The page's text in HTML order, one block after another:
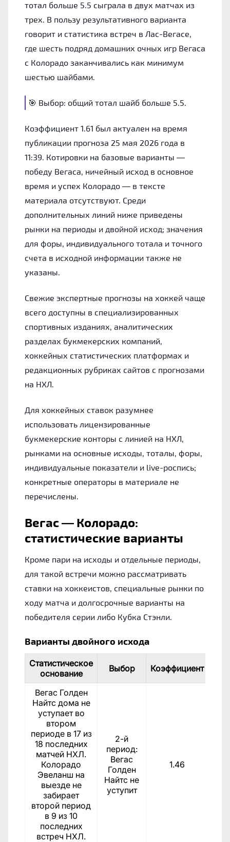
тотал больше 5.5 сыграла в двух матчах из
трех. В пользу результативного варианта
говорит и статистика встреч в Лас-Вегасе,
где шесть подряд домашних очных игр Вегаса
с Колорадо заканчивались как минимум
шестью шайбами.
🎯 Выбор: общий тотал шайб больше 5.5.
Коэффициент 1.61 был актуален на время
публикации прогноза 25 мая 2026 года в
11:39. Котировки на базовые варианты —
победу Вегаса, ничейный исход в основное
время и успех Колорадо — в тексте
материала отсутствуют. Среди
дополнительных линий ниже приведены
рынки на периоды и двойной исход; значения
для форы, индивидуального тотала и точного
счета в исходной информации также не
указаны.
Свежие экспертные прогнозы на хоккей чаще
всего доступны в специализированных
спортивных изданиях, аналитических
разделах букмекерских компаний,
хоккейных статистических платформах и
редакционных рубриках сайтов с прогнозами
на НХЛ.
Для хоккейных ставок разумнее
использовать лицензированные
букмекерские конторы с линией на НХЛ,
рынками на основные исходы, тоталы, форы,
индивидуальные показатели и live-роспись;
конкретные операторы в материале не
перечислены.
Вегас — Колорадо:
статистические варианты
Кроме пари на исходы и отдельные периоды,
для такой встречи можно рассматривать
ставки на хоккеистов, специальные рынки по
ходу матча и долгосрочные варианты на
победителя серии либо Кубка Стэнли.
Варианты двойного исхода
Статистическое
основание
Выбор Коэффициент
Вегас Голден
Найтс дома не
уступает во
втором
периоде в 17 из
18 последних
матчей НХЛ.
Колорадо
Эвеланш на
выезде не
забирает
второй период
в 9 из 10
последних
встреч НХЛ.
2-й
период:
Вегас
Голден
Найтс не
уступит
1.46